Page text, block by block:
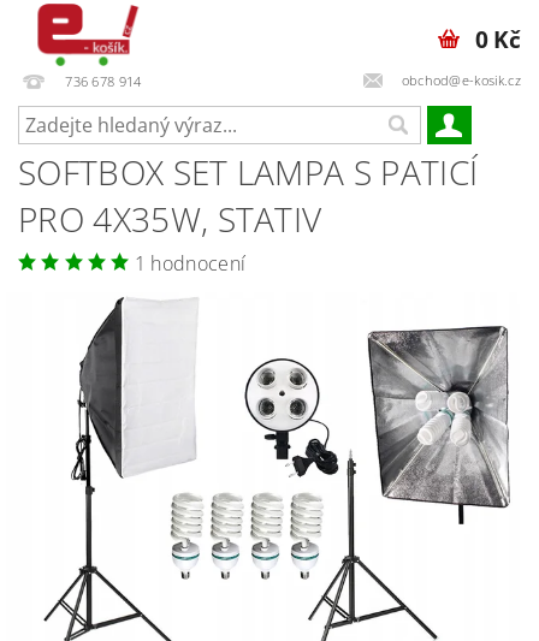
736 678 914 obchod@e-kosik.cz
0 Kč
SOFTBOX SET LAMPA S PATICÍ
PRO 4X35W, STATIV
1 hodnocení